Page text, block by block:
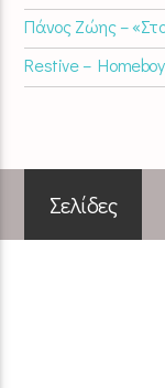
Πάνος Ζώης –
Restive –
Σελίδες